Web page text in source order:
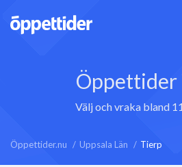
Öppettider
Välj och vraka bland
Öppettider.nu Uppsala Län Tierp